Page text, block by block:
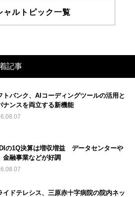
ャルトピック一覧
記事
トバンク、AIコーディングツールの活用と
ナンスを両立する新機能
の1Q決算は増収増益 データセンターや
金融事業などが好調
イドテレシス、三原赤十字病院の院内ネッ